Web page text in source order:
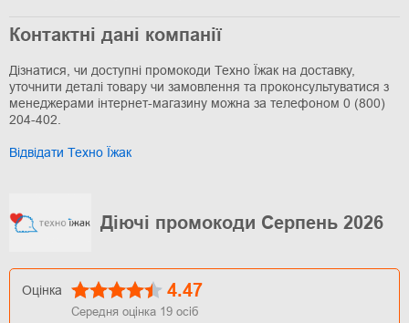
Контактні дані компанії
Дізнатися, чи доступні промокоди Техно Їжак на доставку,
уточнити деталі товару чи замовлення та проконсультуватися з
менеджерами інтернет-магазину можна за телефоном 0 (800)
204-402.
Відвідати Техно Їжак
Діючі промокоди Серпень 2026
Оцінка 4.47
Середня оцінка 19 осіб